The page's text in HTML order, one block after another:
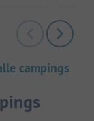
campings